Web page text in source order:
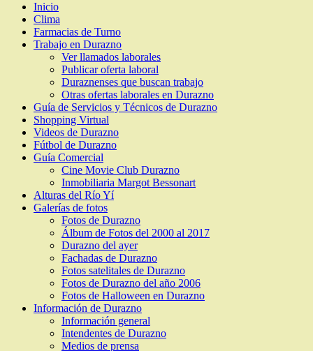
Inicio
Clima
Farmacias de Turno
Trabajo en Durazno
Ver llamados laborales
Publicar oferta laboral
Duraznenses que buscan trabajo
Otras ofertas laborales en Durazno
Guía de Servicios y Técnicos de Durazno
Shopping Virtual
Videos de Durazno
Fútbol de Durazno
Guía Comercial
Cine Movie Club Durazno
Inmobiliaria Margot Bessonart
Alturas del Río Yí
Galerías de fotos
Fotos de Durazno
Álbum de Fotos del 2000 al 2017
Durazno del ayer
Fachadas de Durazno
Fotos satelitales de Durazno
Fotos de Durazno del año 2006
Fotos de Halloween en Durazno
Información de Durazno
Información general
Intendentes de Durazno
Medios de prensa